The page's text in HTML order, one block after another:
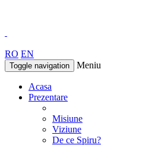
RO EN
Toggle navigation Meniu
Acasa
Prezentare
Misiune
Viziune
De ce Spiru?